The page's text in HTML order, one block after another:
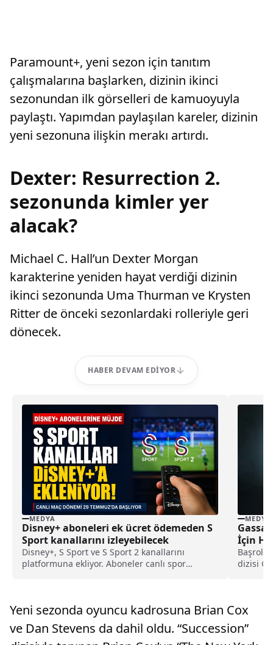
Paramount+, yeni sezon için tanıtım
çalışmalarına başlarken, dizinin ikinci
sezonundan ilk görselleri de kamuoyuyla
paylaştı. Yapımdan paylaşılan kareler, dizinin
yeni sezonuna ilişkin merakı artırdı.
Dexter: Resurrection 2.
sezonunda kimler yer
alacak?
Michael C. Hall’un Dexter Morgan
karakterine yeniden hayat verdiği dizinin
ikinci sezonunda Uma Thurman ve Krysten
Ritter de önceki sezonlardaki rolleriyle geri
dönecek.
HABER DEVAM EDIYOR
MEDYA
Disney+ aboneleri ek ücret ödemeden S
Sport kanallarını izleyebilecek
Disney+, S Sport ve S Sport 2 kanallarını
platformuna ekliyor. Aboneler canlı spor
MEDYA
Gassal
İçin
dizisi
Yeni sezonda oyuncu kadrosuna Brian Cox
ve Dan Stevens da dahil oldu. “Succession”